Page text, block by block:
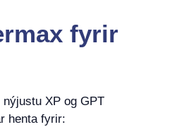
fyrir
XP og GPT
henta fyrir: